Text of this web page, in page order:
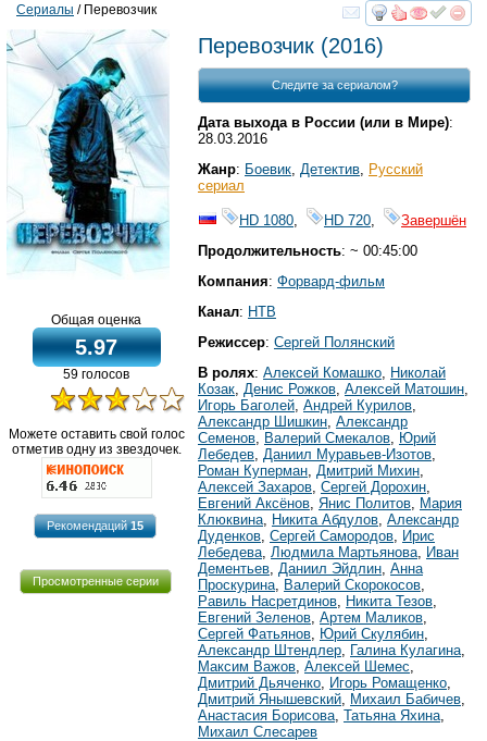
смотреть
Сериалы / Перевозчик
Общая оценка
5.97
59 голосов
Можете оставить свой голос
отметив одну из звездочек.
Рекомендаций15
Просмотренные серии
Перевозчик (2016)
Следите за сериалом?
Дата выхода в России (или в Мире):
28.03.2016
Жанр: Боевик Детектив Русский
сериал
HD 1080 HD 720
Завершён
Продолжительность: ~ 00:45:00
Компания: Форвард-фильм
Канал: НТВ
Режиссер: Сергей Полянский
В ролях: Алексей Комашко Николай
Козак Денис Рожков Алексей Матошин
Игорь Баголей Андрей Курилов
Александр Шишкин Александр
Семенов Валерий Смекалов Юрий
Лебедев Даниил Муравьев-Изотов
Роман Куперман Дмитрий Михин
Алексей Захаров Сергей Дорохин
Евгений Аксёнов Янис Политов Мария
Клюквина Никита Абдулов Александр
Дуденков Сергей Самородов Ирис
Лебедева Людмила Мартьянова Иван
Дементьев Даниил Эйдлин Анна
Проскурина Валерий Скорокосов
Равиль Насретдинов Никита Тезов
Евгений Зеленов Артем Маликов
Сергей Фатьянов Юрий Скулябин
Александр Штендлер Галина Кулагина
Максим Важов Алексей Шемес
Дмитрий Дьяченко Игорь Ромащенко
Дмитрий Янышевский Михаил Бабичев
Анастасия Борисова Татьяна Яхина
Михаил Слесарев